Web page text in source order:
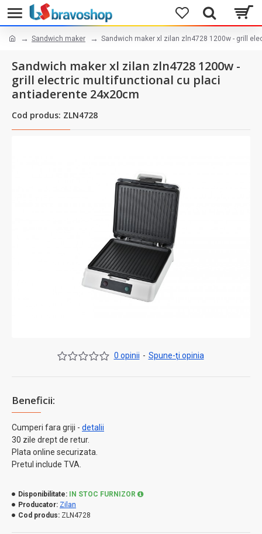
Sandwich maker Sandwich maker xl zilan zln4728 1200w - grill
Sandwich maker xl zilan zln4728 1200w -
grill electric multifunctional cu placi
antiaderente 24x20cm
Cod produs: ZLN4728
Beneficii:
Cumperi fara griji - detalii
30 zile drept de retur.
Plata online securizata.
Pretul include TVA.
0 opinii - Spune-ţi opinia
Disponibilitate:
IN STOC FURNIZOR
Producator: Zilan
Cod produs: ZLN4728